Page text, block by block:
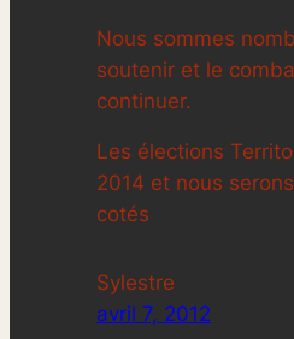
Nous sommes
soutenir et le
continuer.
Les élections
2014 et nous
cotés
Sylestre
avril 7, 2012